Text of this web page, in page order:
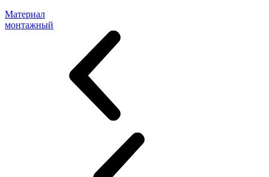
Материал
монтажный